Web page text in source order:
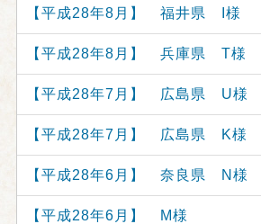
【平成28年8月】 福井県 I様
【平成28年8月】 兵庫県 T様
【平成28年7月】 広島県 U様
【平成28年7月】 広島県 K様
【平成28年6月】 奈良県 N様
【平成28年6月】 M様